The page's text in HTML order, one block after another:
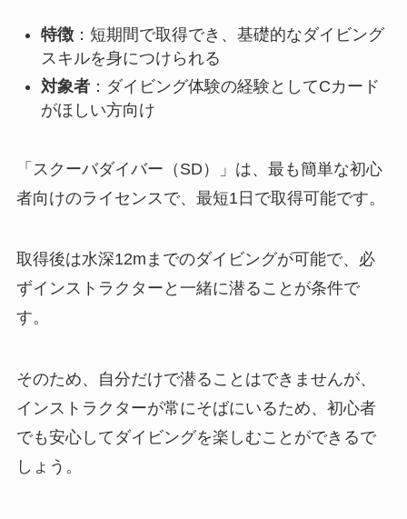
特徴：短期間で取得でき、基礎的なダイビング
スキルを身につけられる
対象者：ダイビング体験の経験としてCカード
がほしい方向け
「スクーバダイバー（SD）」は、最も簡単な初心
者向けのライセンスで、最短1日で取得可能です。
取得後は水深12mまでのダイビングが可能で、必
ずインストラクターと一緒に潜ることが条件で
す。
そのため、自分だけで潜ることはできませんが、
インストラクターが常にそばにいるため、初心者
でも安心してダイビングを楽しむことができるで
しょう。